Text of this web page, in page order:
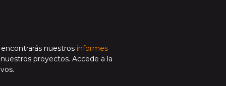
nuestros informes
proyectos. Accede a la